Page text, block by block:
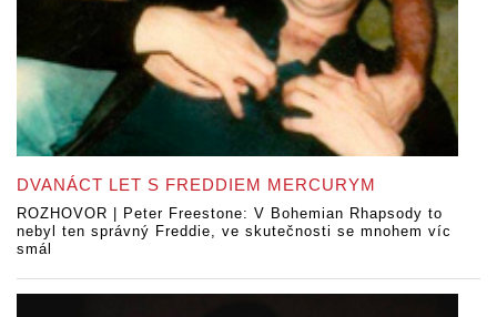
DVANÁCT LET S FREDDIEM MERCURYM
ROZHOVOR | Peter Freestone: V Bohemian Rhapsody to
nebyl ten správný Freddie, ve skutečnosti se mnohem víc
smál